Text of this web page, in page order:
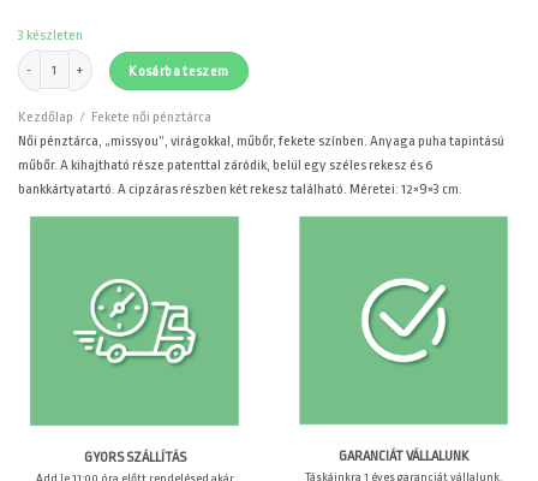
3 készleten
Női pénztárca, "missyou", virágokkal, műbőr, fekete mennyiség
Kosárba teszem
Kezdőlap / Fekete női pénztárca
Női pénztárca, „missyou”, virágokkal, műbőr, fekete színben. Anyaga puha tapintású
műbőr. A kihajtható része patenttal záródik, belül egy széles rekesz és 6
bankkártyatartó. A cipzáras részben két rekesz található. Méretei: 12×9×3 cm.
GYORS SZÁLLÍTÁS
Add le 11:00 óra előtt rendelésed akár
GARANCIÁT VÁLLALUNK
Táskáinkra 1 éves garanciát vállalunk.